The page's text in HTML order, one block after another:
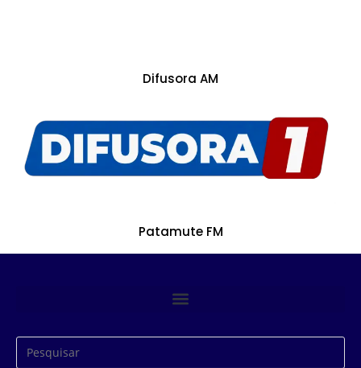
Difusora AM
Patamute FM